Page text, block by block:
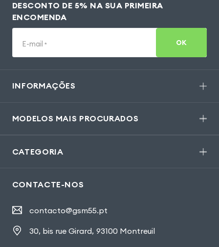
DESCONTO DE 5% NA SUA PRIMEIRA
ENCOMENDA
E-mail * OK
INFORMAÇÕES
MODELOS MAIS PROCURADOS
CATEGORIA
CONTACTE-NOS
contacto@gsm55.pt
30, bis rue Girard, 93100 Montreuil